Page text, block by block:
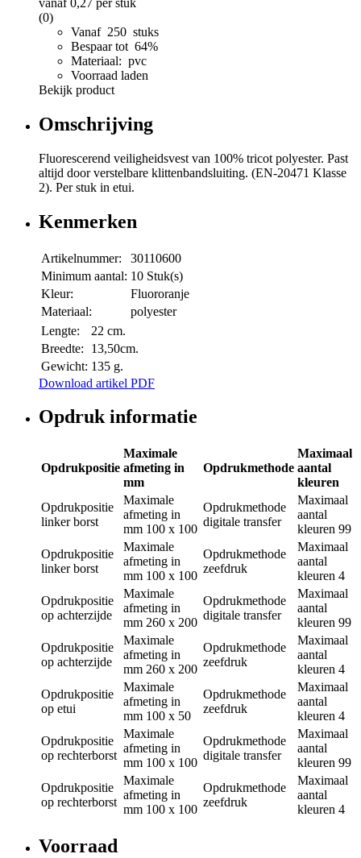
(0)
Vanaf 250 stuks
Bespaar tot 64%
Materiaal: pvc
Voorraad laden
Bekijk product
Omschrijving
Fluorescerend veiligheidsvest van 100% tricot polyester. Past
altijd door verstelbare klittenbandsluiting. (EN-20471 Klasse
2). Per stuk in etui.
Kenmerken
Artikelnummer:
30110600
Minimum aantal: 10 Stuk(s)
Kleur:
Fluororanje
Materiaal:
polyester
Lengte:
22 cm.
Breedte:
13,50cm.
Gewicht: 135 g.
Download artikel PDF
Opdruk informatie
Opdrukpositie
Maximale
afmeting in
mm
Opdrukmethode
Maximaal
aantal
kleuren
Opdrukpositie
linker borst
Maximale
afmeting in
mm 100 x 100
Opdrukmethode
digitale transfer
Maximaal
aantal
kleuren 99
Opdrukpositie
linker borst
Maximale
afmeting in
mm 100 x 100
Opdrukmethode
zeefdruk
Maximaal
aantal
kleuren 4
Opdrukpositie
op achterzijde
Maximale
afmeting in
mm 260 x 200
Opdrukmethode
digitale transfer
Maximaal
aantal
kleuren 99
Opdrukpositie
op achterzijde
Maximale
afmeting in
mm 260 x 200
Opdrukmethode
zeefdruk
Maximaal
aantal
kleuren 4
Opdrukpositie
op etui
Maximale
afmeting in
mm 100 x 50
Opdrukmethode
zeefdruk
Maximaal
aantal
kleuren 4
Opdrukpositie
op rechterborst
Maximale
afmeting in
mm 100 x 100
Opdrukmethode
digitale transfer
Maximaal
aantal
kleuren 99
Opdrukpositie
op rechterborst
Maximale
afmeting in
mm 100 x 100
Opdrukmethode
zeefdruk
Maximaal
aantal
kleuren 4
Voorraad